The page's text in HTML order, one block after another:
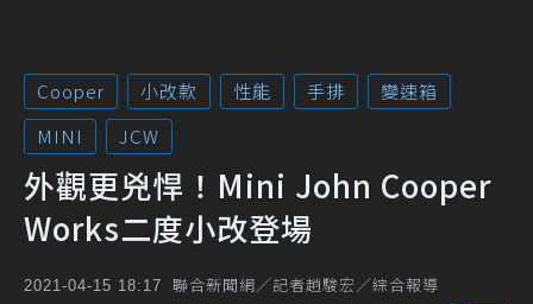
Cooper 小改款 性能 手排
變速箱
MINI
JCW
外觀更兇悍！Mini John Cooper
Works二度小改登場
2021-04-15 18:17 聯合新聞網／記者趙駿宏／綜合報導